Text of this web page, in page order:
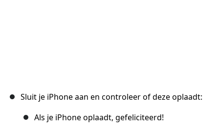
Sluit je iPhone aan en controleer of deze oplaadt:
Als je iPhone oplaadt, gefeliciteerd!